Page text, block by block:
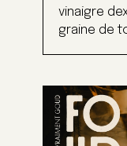
vinaigre
graine de